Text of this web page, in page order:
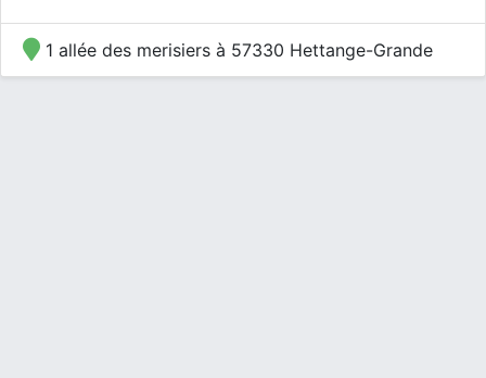
1 allée des merisiers à 57330 Hettange-Grande